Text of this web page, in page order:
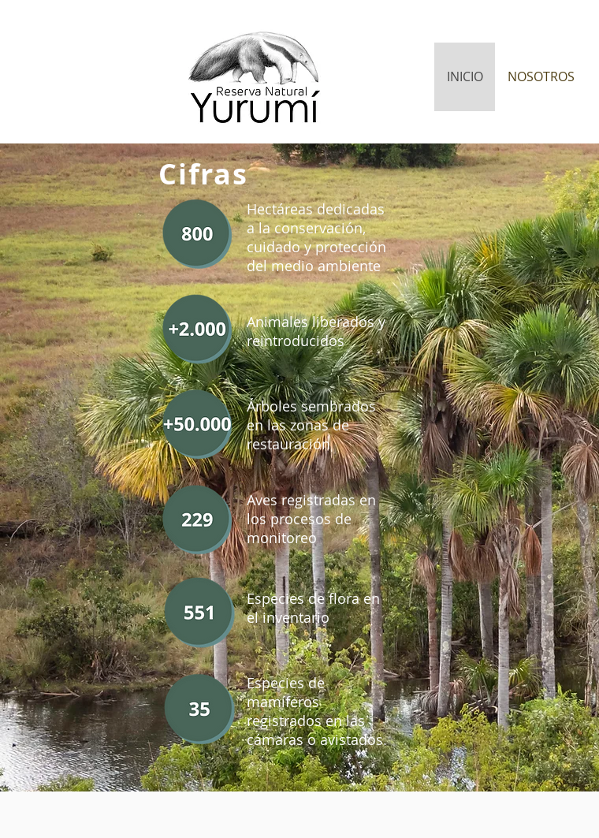
INICIO NOSOTROS
Cifras
Hectáreas dedicadas
a la conservación,
cuidado y protección
del medio ambiente
Árboles sembrados
en las zonas de
restauración
Animales liberados y
reintroducidos
Aves registradas en
los procesos de
monitoreo
Especies de flora en
el inventario
Especies de
mamíferos
registrados en las
cámaras o avistados.